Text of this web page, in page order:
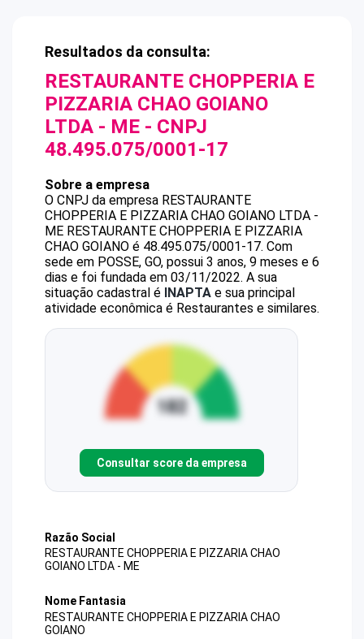
Resultados da consulta:
RESTAURANTE CHOPPERIA E
PIZZARIA CHAO GOIANO
LTDA - ME - CNPJ
48.495.075/0001-17
Sobre a empresa
O CNPJ da empresa RESTAURANTE
CHOPPERIA E PIZZARIA CHAO GOIANO LTDA -
ME RESTAURANTE CHOPPERIA E PIZZARIA
CHAO GOIANO é 48.495.075/0001-17. Com
sede em POSSE, GO, possui 3 anos, 9 meses e 6
dias e foi fundada em 03/11/2022. A sua
situação cadastral é INAPTA e sua principal
atividade econômica é Restaurantes e similares.
Consultar score da empresa
Razão Social
RESTAURANTE CHOPPERIA E PIZZARIA CHAO
GOIANO LTDA - ME
Nome Fantasia
RESTAURANTE CHOPPERIA E PIZZARIA CHAO
GOIANO